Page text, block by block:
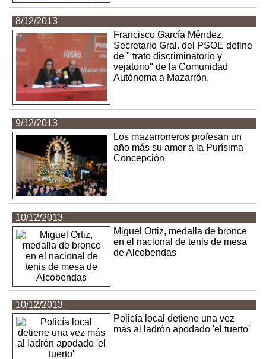
8/12/2013
Francisco García Méndez,
Secretario Gral. del PSOE define
de " trato discriminatorio y
vejatorio" de la Comunidad
Autónoma a Mazarrón.
9/12/2013
Los mazarroneros profesan un
año más su amor a la Purísima
Concepción
10/12/2013
Miguel Ortiz, medalla de bronce
en el nacional de tenis de mesa
de Alcobendas
10/12/2013
Policía local detiene una vez
más al ladrón apodado 'el tuerto'